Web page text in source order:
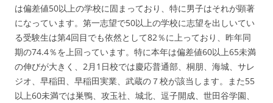
は偏差値50以上の学校に固まっており、特に男子はそれが顕著
になっています。第一志望で50以上の学校に志望を出しいてい
る受験生は第4回目でも依然として82％に上っており、昨年同
期の74.4％を上回っています。特に本年は偏差値60以上65未満
の伸びが大きく、2月1日校では慶応普通部、桐朋、海城、サレ
ジオ、早稲田、早稲田実業、武蔵の７校が該当します。また55
以上60未満では巣鴨、攻玉社、城北、逗子開成、世田谷学園、